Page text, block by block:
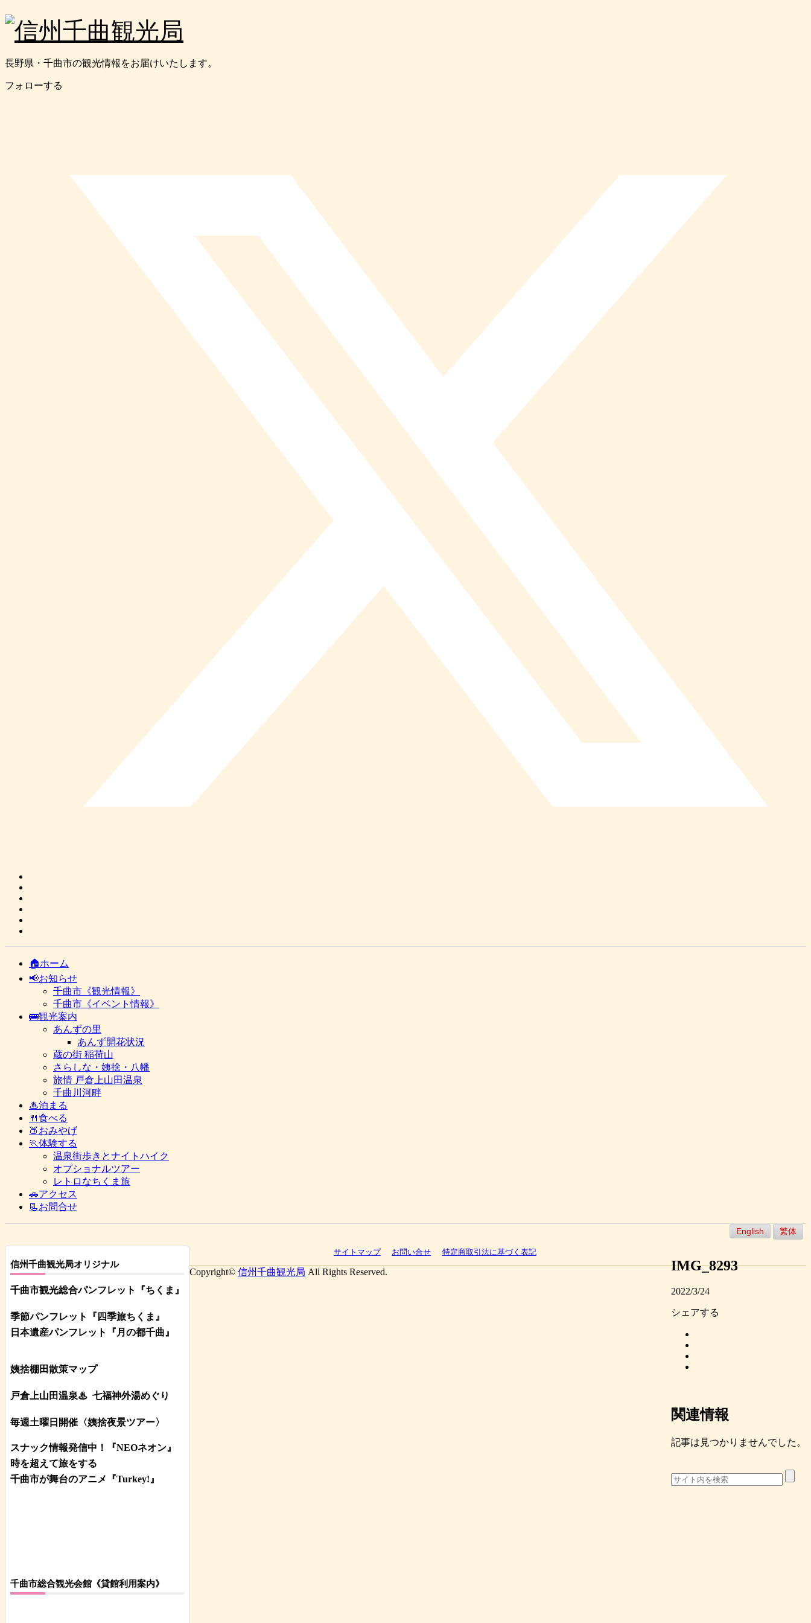
長野県・千曲市の観光情報をお届けいたします。
フォローする
🏠ホーム
📢お知らせ
千曲市《観光情報》
千曲市《イベント情報》
🚌観光案内
あんずの里
あんず開花状況
蔵の街 稲荷山
さらしな・姨捨・八幡
旅情 戸倉上山田温泉
千曲川河畔
♨泊まる
🍴食べる
🍑おみやげ
🏃体験する
温泉街歩きとナイトハイク
オプショナルツアー
レトロなちくま旅
🚗アクセス
📃お問合せ
English 繁体
IMG_8293
2022/3/24
シェアする
関連情報
記事は見つかりませんでした。
信州千曲観光局オリジナル
千曲市観光総合パンフレット 『ちくま』
季節パンフレット『四季旅ちくま』
日本遺産パンフレット
『月の都千曲』
姨捨棚田散策マップ
戸倉上山田温泉♨ 七福神外湯めぐり
毎週土曜日開催〈姨捨夜景ツアー〉
スナック情報発信中！『NEOネオン』
時を超えて旅をする
千曲市が舞台のアニメ『Turkey!』
千曲市総合観光会館《貸館利用案内》
サイトマップ お問い合せ 特定商取引法に基づく表記
Copyright© 信州千曲観光局 All Rights Reserved.